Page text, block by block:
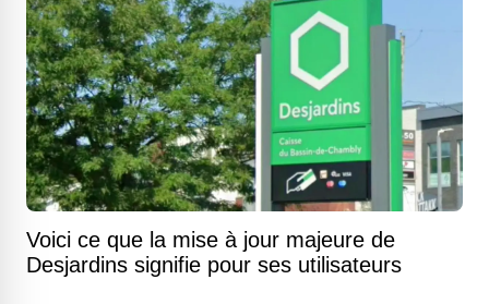
Voici ce que la mise à jour majeure de
Desjardins signifie pour ses utilisateurs